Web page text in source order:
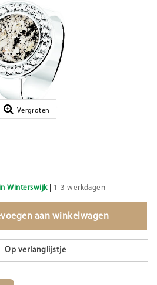
Vergroten
Winterswijk| 1-3 werkdagen
aan winkelwagen
Op verlanglijstje